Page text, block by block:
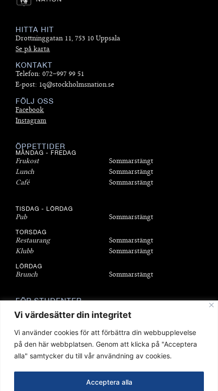
Vi värdesätter din integritet
Vi använder cookies för att förbättra din webbupplevelse
på den här webbplatsen. Genom att klicka på "Acceptera
alla" samtycker du till vår användning av cookies.
Acceptera alla
HITTA HIT
Drottninggatan 11, 753 10 Uppsala
Se på karta
KONTAKT
Telefon: 072–997 99 51
E-post: 1q@stockholmsnation.se
FÖLJ OSS
Facebook
Instagram
ÖPPETTIDER
MÅNDAG - FREDAG
Frukost
Lunch
Café
Sommarstängt
Sommarstängt
Sommarstängt
TISDAG - LÖRDAG
Pub Sommarstängt
TORSDAG
Restaurang
Klubb
Sommarstängt
Sommarstängt
LÖRDAG
Brunch Sommarstängt
FÖR STUDENTER
Föreningar
Sittningar
Stipendier
Q-shop